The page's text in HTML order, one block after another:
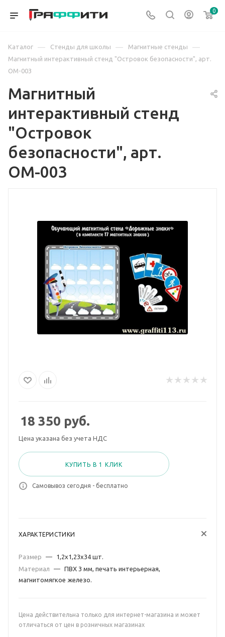
0
Каталог — Стенды для школы — Магнитные стенды —
Магнитный интерактивный стенд "Островок безопасности", арт.
ОМ-003
Магнитный
интерактивный стенд
"Островок
безопасности", арт.
ОМ-003
18 350 руб.
Цена указана без учета НДС
КУПИТЬ В 1 КЛИК
Самовывоз сегодня - бесплатно
ХАРАКТЕРИСТИКИ
Размер —
1,2х1,23х34 шт.
Материал
— ПВХ 3 мм, печать интерьерная,
магнитомягкое железо.
Цена действительна только для интернет-магазина и может
отличаться от цен в розничных магазинах